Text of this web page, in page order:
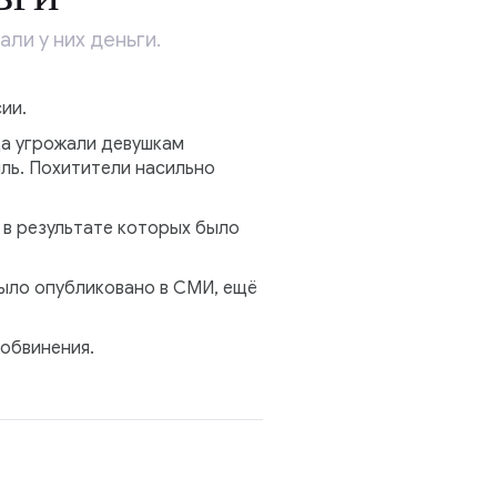
у них деньги.
угрожали девушкам
Похитители насильно
результате которых было
опубликовано в СМИ, ещё